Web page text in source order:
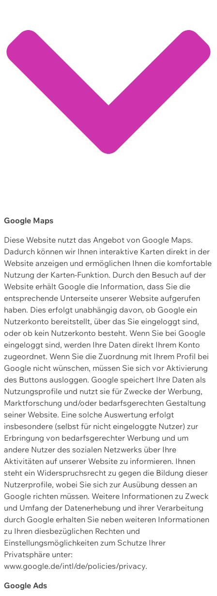
Google Maps
Diese Website nutzt das Angebot von Google Maps.
Dadurch können wir Ihnen interaktive Karten direkt in der
Website anzeigen und ermöglichen Ihnen die komfortable
Nutzung der Karten-Funktion. Durch den Besuch auf der
Website erhält Google die Information, dass Sie die
entsprechende Unterseite unserer Website aufgerufen
haben. Dies erfolgt unabhängig davon, ob Google ein
Nutzerkonto bereitstellt, über das Sie eingeloggt sind,
oder ob kein Nutzerkonto besteht. Wenn Sie bei Google
eingeloggt sind, werden Ihre Daten direkt Ihrem Konto
zugeordnet. Wenn Sie die Zuordnung mit Ihrem Profil bei
Google nicht wünschen, müssen Sie sich vor Aktivierung
des Buttons ausloggen. Google speichert Ihre Daten als
Nutzungsprofile und nutzt sie für Zwecke der Werbung,
Marktforschung und/oder bedarfsgerechten Gestaltung
seiner Website. Eine solche Auswertung erfolgt
insbesondere (selbst für nicht eingeloggte Nutzer) zur
Erbringung von bedarfsgerechter Werbung und um
andere Nutzer des sozialen Netzwerks über Ihre
Aktivitäten auf unserer Website zu informieren. Ihnen
steht ein Widerspruchsrecht zu gegen die Bildung dieser
Nutzerprofile, wobei Sie sich zur Ausübung dessen an
Google richten müssen. Weitere Informationen zu Zweck
und Umfang der Datenerhebung und ihrer Verarbeitung
durch Google erhalten Sie neben weiteren Informationen
zu Ihren diesbezüglichen Rechten und
Einstellungsmöglichkeiten zum Schutze Ihrer
Privatsphäre unter:
www.google.de/intl/de/policies/privacy.
Google Ads